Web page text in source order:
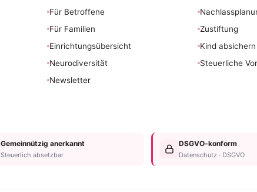
Für Betroffene
Für Familien
Einrichtungsübersicht
Neurodiversität
Newsletter
Zustiftung
Kind absichern
Steuerliche
Gemeinnützig anerkannt
Steuerlich absetzbar
DSGVO-konform
Datenschutz · DSGVO